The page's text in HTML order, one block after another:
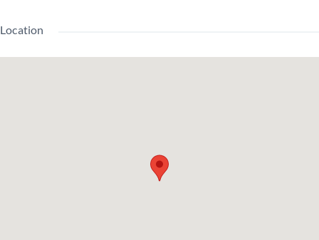
垃圾收集區
帶顯示器的對講機 / 電子鎖 / 防盜攝影機
Location